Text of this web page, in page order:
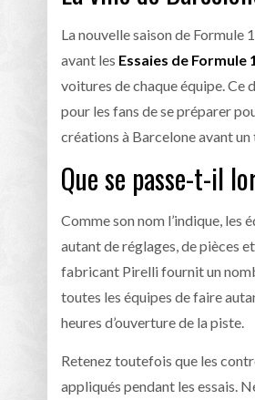
La nouvelle saison de Formule
avant les Essaies de Formule 1
voitures de chaque équipe. Ce
pour les fans de se préparer
créations à Barcelone avant
Que se passe-t-il
Comme son nom l’indique,
autant de réglages, de pièces
fabricant Pirelli fournit un
toutes les équipes de faire
heures d’ouverture de la piste.
Retenez toutefois que les
appliqués pendant les essais.